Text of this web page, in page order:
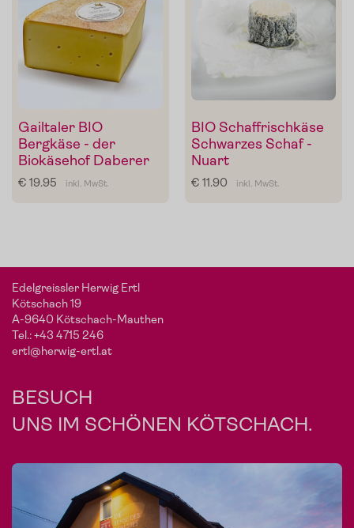
Gailtaler BIO
Bergkäse - der
Biokäsehof Daberer
€ 19.95 inkl. MwSt.
BIO Schaffrischkäse
Schwarzes Schaf -
Nuart
€ 11.90 inkl. MwSt.
Edelgreissler Herwig Ertl
Kötschach 19
A-9640 Kötschach-Mauthen
Tel.:+43 4715 246
ertl@herwig-ertl.at
BESUCH
UNS IM SCHÖNEN KÖTSCHACH.
Carlo
Die Pomodorini und das Tomaten-Olivenöl zum Verfeinern
von Pasta, Fisch oder Grillgemüse.